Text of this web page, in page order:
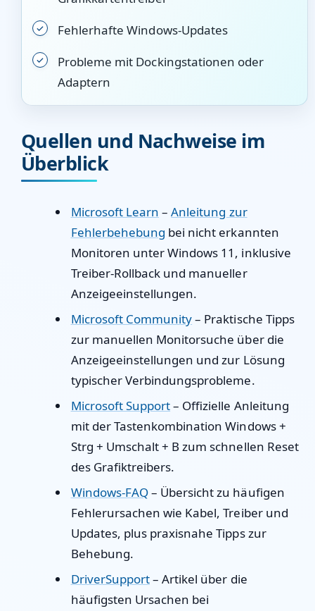
Fehlerhafte Windows-Updates
Probleme mit Dockingstationen oder
Adaptern
Quellen und Nachweise im
Überblick
Microsoft Learn –Anleitung zur
Fehlerbehebung bei nicht erkannten
Monitoren unter Windows 11, inklusive
Treiber-Rollback und manueller
Anzeigeeinstellungen.
Microsoft Community– Praktische Tipps
zur manuellen Monitorsuche über die
Anzeigeeinstellungen und zur Lösung
typischer Verbindungsprobleme.
Microsoft Support– Offizielle Anleitung
mit der Tastenkombination Windows +
Strg + Umschalt + B zum schnellen Reset
des Grafiktreibers.
Windows-FAQ– Übersicht zu häufigen
Fehlerursachen wie Kabel, Treiber und
Updates, plus praxisnahe Tipps zur
Behebung.
DriverSupport– Artikel über die
häufigsten Ursachen bei